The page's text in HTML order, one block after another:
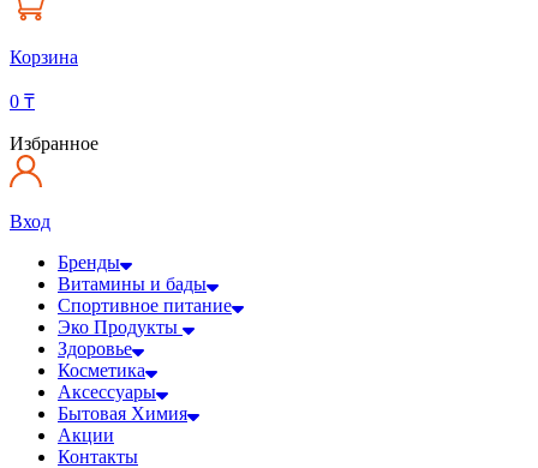
Корзина
0 ₸
Избранное
Вход
Бренды
Витамины и бады
Спортивное питание
Эко Продукты
Здоровье
Косметика
Аксессуары
Бытовая Химия
Акции
Контакты